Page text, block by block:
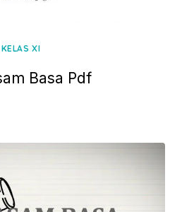
KELAS XI
Basa Pdf